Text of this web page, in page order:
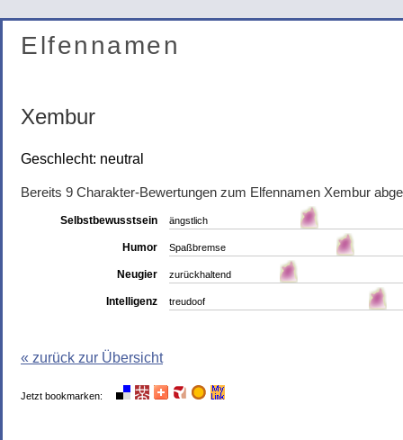
Elfennamen
Xembur
Geschlecht: neutral
Bereits 9 Charakter-Bewertungen zum Elfennamen Xembur
Selbstbewusstsein ängstlich
Humor Spaßbremse
Neugier zurückhaltend
Intelligenz treudoof
« zurück zur Übersicht
Jetzt bookmarken: